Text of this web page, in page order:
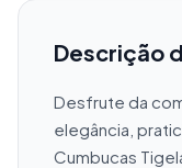
Descrição
Desfrute da
elegância,
Cumbucas